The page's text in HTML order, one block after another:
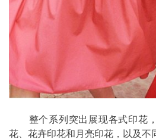
整个系列突出展现各式印花，
花、花卉印花和月亮印花，以及不